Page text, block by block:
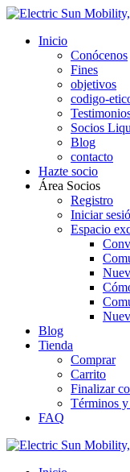
Saltar
contenido
Inicio
Conócenos
Fines
objetivos
codigo-
Socios
Blog
contacto
Hazte socio
Área Socios
Registro
Iniciar
Espacio
Blog
Tienda
Comprar
Carrito
Finalizar
Términos
FAQ